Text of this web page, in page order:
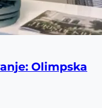
Olimpska